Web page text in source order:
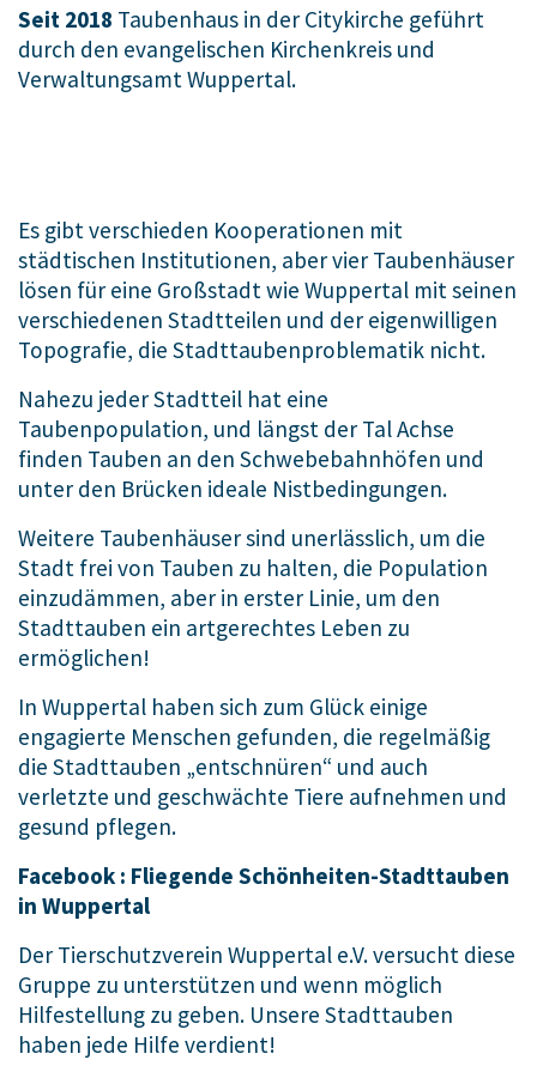
Seit 2018 Taubenhaus in der Citykirche geführt
durch den evangelischen Kirchenkreis und
Verwaltungsamt Wuppertal.
Es gibt verschieden Kooperationen mit
städtischen Institutionen, aber vier Taubenhäuser
lösen für eine Großstadt wie Wuppertal mit seinen
verschiedenen Stadtteilen und der eigenwilligen
Topografie, die Stadttaubenproblematik nicht.
Nahezu jeder Stadtteil hat eine
Taubenpopulation, und längst der Tal Achse
finden Tauben an den Schwebebahnhöfen und
unter den Brücken ideale Nistbedingungen.
Weitere Taubenhäuser sind unerlässlich, um die
Stadt frei von Tauben zu halten, die Population
einzudämmen, aber in erster Linie, um den
Stadttauben ein artgerechtes Leben zu
ermöglichen!
In Wuppertal haben sich zum Glück einige
engagierte Menschen gefunden, die regelmäßig
die Stadttauben „entschnüren“ und auch
verletzte und geschwächte Tiere aufnehmen und
gesund pflegen.
Facebook : Fliegende Schönheiten-Stadttauben
in Wuppertal
Der Tierschutzverein Wuppertal e.V. versucht diese
Gruppe zu unterstützen und wenn möglich
Hilfestellung zu geben. Unsere Stadttauben
haben jede Hilfe verdient!